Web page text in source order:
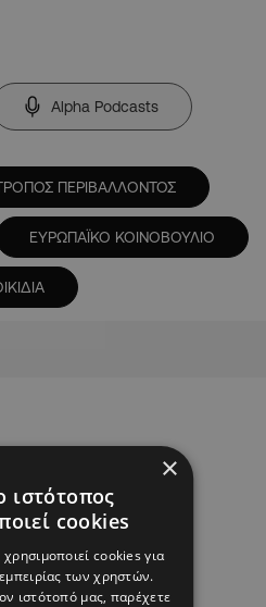
Alpha Podcasts
ΠΕΡΙΒΑΛΛΟΝΤΟΣ
ΕΥΡΩΠΑΪΚΟ ΚΟΙΝΟΒΟΥΛΙΟ
×
ιστότοπος
cookies
cookies για
των χρηστών.
ιστότοπό μας, παρέχετε